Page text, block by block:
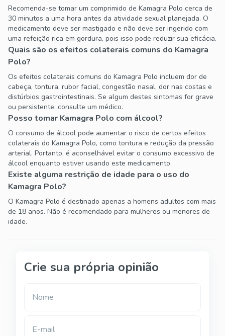
Recomenda-se tomar um comprimido de Kamagra Polo cerca de
30 minutos a uma hora antes da atividade sexual planejada. O
medicamento deve ser mastigado e não deve ser ingerido com
uma refeição rica em gordura, pois isso pode reduzir sua eficácia.
Quais são os efeitos colaterais comuns do Kamagra
Polo?
Os efeitos colaterais comuns do Kamagra Polo incluem dor de
cabeça, tontura, rubor facial, congestão nasal, dor nas costas e
distúrbios gastrointestinais. Se algum destes sintomas for grave
ou persistente, consulte um médico.
Posso tomar Kamagra Polo com álcool?
O consumo de álcool pode aumentar o risco de certos efeitos
colaterais do Kamagra Polo, como tontura e redução da pressão
arterial. Portanto, é aconselhável evitar o consumo excessivo de
álcool enquanto estiver usando este medicamento.
Existe alguma restrição de idade para o uso do
Kamagra Polo?
O Kamagra Polo é destinado apenas a homens adultos com mais
de 18 anos. Não é recomendado para mulheres ou menores de
idade.
Crie sua própria opinião
Nome
E-mail